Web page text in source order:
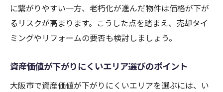
に繋がりやすい一方、老朽化が進んだ物件は価格が下が
るリスクが高まります。こうした点を踏まえ、売却タイ
ミングやリフォームの要否も検討しましょう。
資産価値が下がりにくいエリア選びのポイント
大阪市で資産価値が下がりにくいエリアを選ぶには、い